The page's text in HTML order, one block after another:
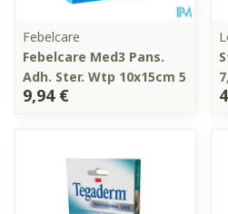
Febelcare
Febelcare Med3 Pans.
Adh. Ster. Wtp 10x15cm 5
9,94 €